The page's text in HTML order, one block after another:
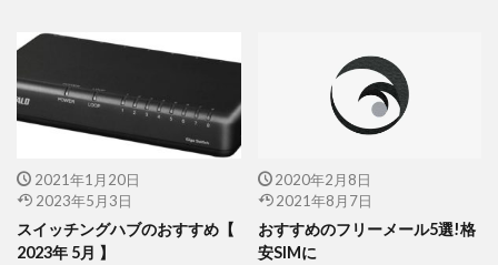
2021年1月20日
2023年5月3日
スイッチングハブのおすすめ【
2023年 5月 】
2020年2月8日
2021年8月7日
おすすめのフリーメール5選!格
安SIMに